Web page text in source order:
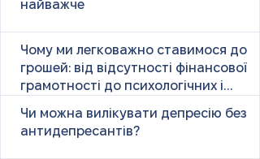
найважче
Чому ми легковажно ставимося до
грошей: від відсутності фінансової
грамотності до психологічних і
Чи можна вилікувати депресію без
антидепресантів?